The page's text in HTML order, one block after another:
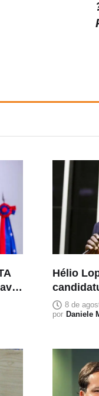
Hélio
8 de
por Daniele